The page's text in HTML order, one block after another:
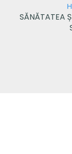
SĂNĂTATEA